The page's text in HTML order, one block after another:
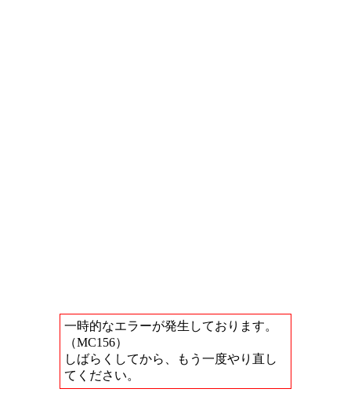
一時的なエラーが発生しております。
（MC156）
しばらくしてから、もう一度やり直し
てください。